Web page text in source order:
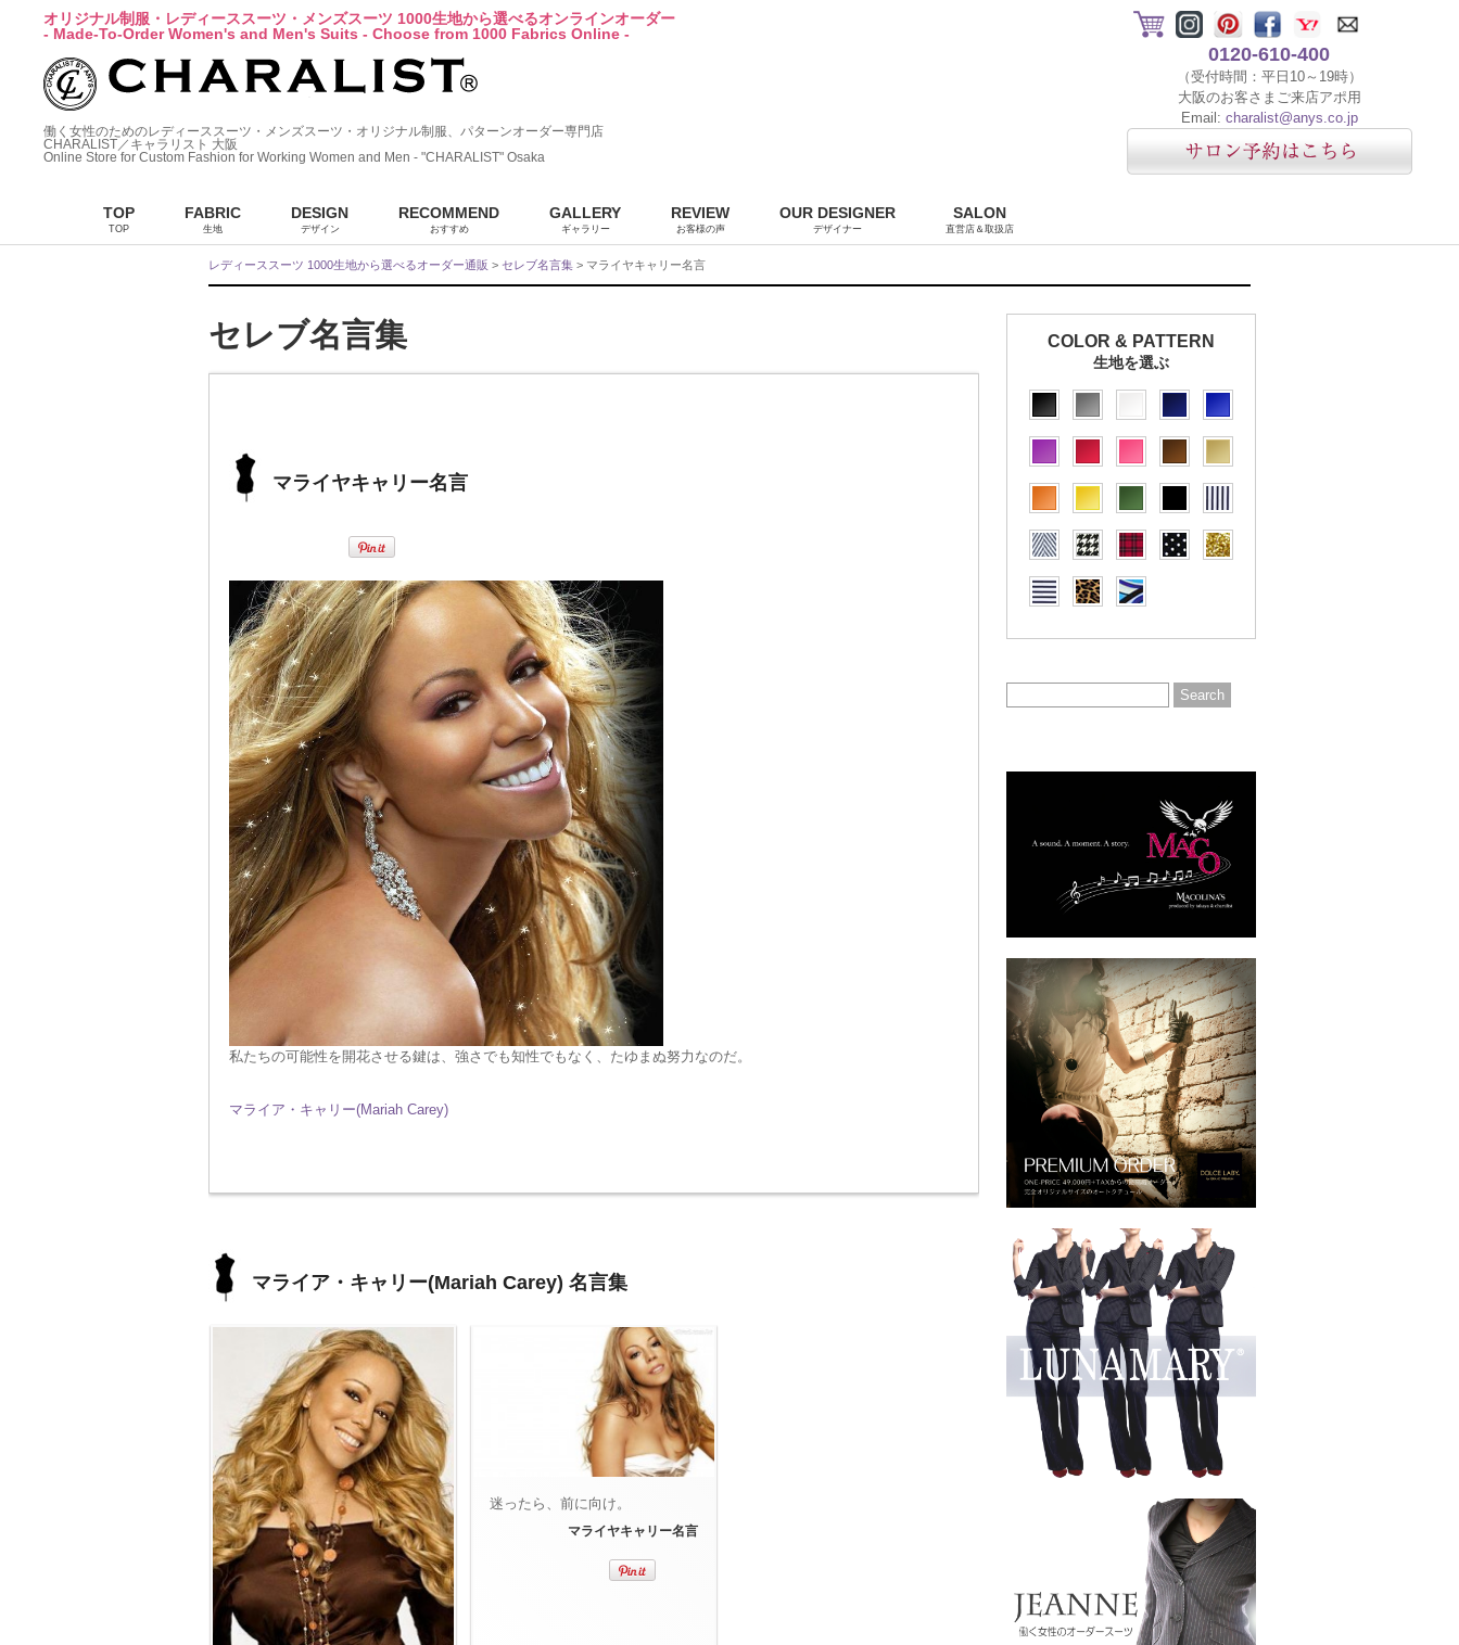
オリジナル制服・レディーススーツ・メンズスーツ 1000生地から選べるオンラインオーダー
- Made-To-Order Women's and Men's Suits - Choose from 1000 Fabrics Online -
働く女性のためのレディーススーツ・メンズスーツ・オリジナル制服、パターンオーダー専門店
CHARALIST／キャラリスト 大阪
Online Store for Custom Fashion for Working Women and Men - "CHARALIST" Osaka
0120-610-400
（受付時間：平日10～19時）
大阪のお客さまご来店アポ用
Email: charalist@anys.co.jp
TOP
TOP
FABRIC
生地
DESIGN
デザイン
RECOMMEND
おすすめ
GALLERY
ギャラリー
REVIEW
お客様の声
OUR DESIGNER
デザイナー
SALON
直営店＆取扱店
レディーススーツ 1000生地から選べるオーダー通販 > セレブ名言集 > マライヤキャリー名言
セレブ名言集
マライヤキャリー名言
私たちの可能性を開花させる鍵は、強さでも知性でもなく、たゆまぬ努力なのだ。
マライア・キャリー(Mariah Carey)
マライア・キャリー(Mariah Carey) 名言集
迷ったら、前に向け。
マライヤキャリー名言
COLOR & PATTERN
生地を選ぶ